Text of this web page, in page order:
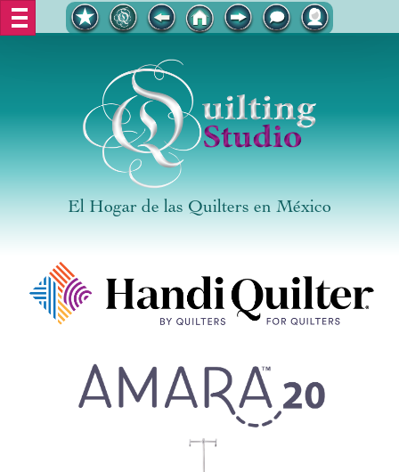
El Hogar de las Quilters en México